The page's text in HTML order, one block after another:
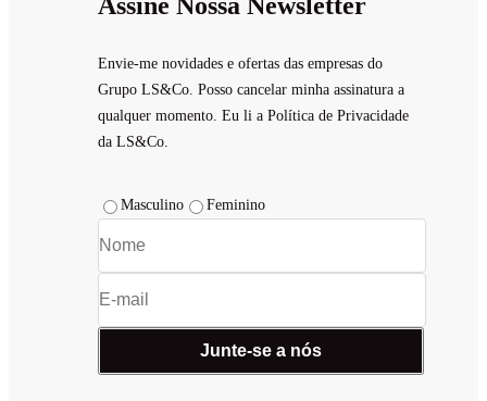
Envie-me novidades e ofertas das empresas do
Grupo LS&Co. Posso cancelar minha assinatura a
qualquer momento. Eu li a Política de Privacidade
da LS&Co.
Masculino Feminino
Junte-se a nós